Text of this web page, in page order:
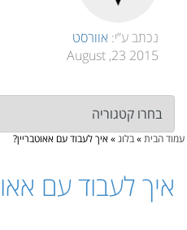
נכתב ע”י: אוורסט
2015 23, August
עמוד הבית»בלוג»איך לעבוד עם אאוטבריין?
איך לעבוד עם